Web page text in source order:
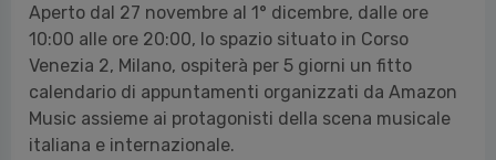
Aperto dal 27 novembre al 1° dicembre, dalle ore
10:00 alle ore 20:00, lo spazio situato in Corso
Venezia 2, Milano, ospiterà per 5 giorni un fitto
calendario di appuntamenti organizzati da Amazon
Music assieme ai protagonisti della scena musicale
italiana e internazionale.